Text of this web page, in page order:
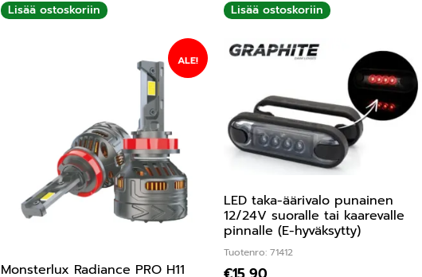
Lisää ostoskoriin Lisää ostoskoriin
Monsterlux Radiance PRO H11
ALE!
LED taka-äärivalo punainen
12/24V suoralle tai kaarevalle
pinnalle (E-hyväksytty)
Tuotenro: 71412